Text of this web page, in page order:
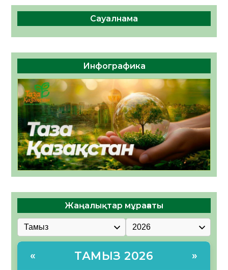
Сауалнама
Инфографика
Жаңалықтар мұрағаты
« ТАМЫЗ 2026 »